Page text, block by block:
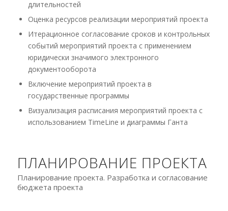
длительностей
Оценка ресурсов реализации мероприятий проекта
Итерационное согласование сроков и контрольных
событий мероприятий проекта с применением
юридически значимого электронного
документооборота
Включение мероприятий проекта в
государственные программы
Визуализация расписания мероприятий проекта с
использованием TimeLine и диаграммы Ганта
ПЛАНИРОВАНИЕ ПРОЕКТА
Планирование проекта. Разработка и согласование
бюджета проекта